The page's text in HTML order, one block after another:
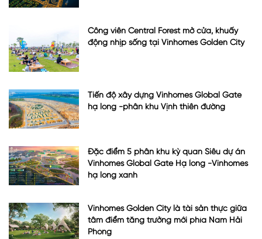
Công viên Central Forest mở cửa, khuấy
động nhịp sống tại Vinhomes Golden City
Tiến độ xây dựng Vinhomes Global Gate
hạ long -phân khu Vịnh thiên đường
Đặc điểm 5 phân khu kỳ quan Siêu dự án
Vinhomes Global Gate Hạ long -Vinhomes
hạ long xanh
Vinhomes Golden City là tài sản thực giữa
tâm điểm tăng trưởng mới phía Nam Hải
Phòng